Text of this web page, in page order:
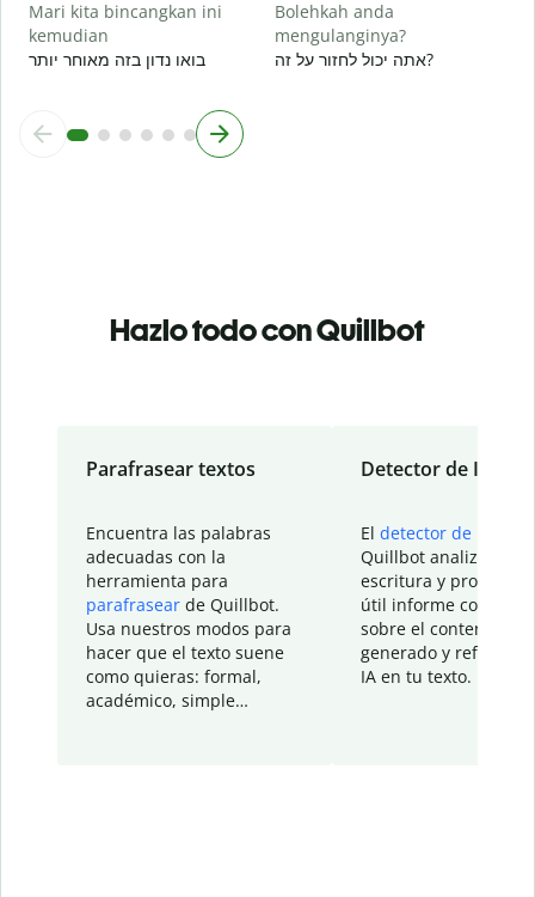
Mari kita bincangkan ini
kemudian
בואו נדון בזה מאוחר יותר
Bolehkah anda
mengulanginya?
אתה יכול לחזור על זה?
Hazlo todo con Quillbot
Parafrasear textos
Encuentra las palabras
adecuadas con la
herramienta para
parafrasear de Quillbot.
Usa nuestros modos para
hacer que el texto suene
como quieras: formal,
académico, simple…
Detector de IA
El detector de IA
Quillbot analiza tu
escritura y
útil informe con
sobre el contenido
generado y refinado
IA en tu texto.